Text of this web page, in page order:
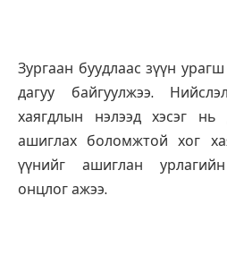
Зургаан буудлаас зүүн
дагуу байгуулжээ.
хаягдлын нэлээд хэсэг
ашиглах боломжтой хог
үүнийг ашиглан
онцлог ажээ.